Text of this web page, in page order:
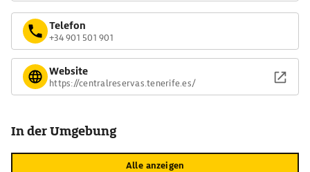
Telefon
+34 901 501 901
Website
https://centralreservas.tenerife.es/
In der Umgebung
Alle anzeigen